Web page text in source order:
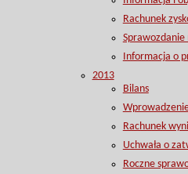
Rachunek
Informacja o
2013
Bilans
Rachunek
Uchwała o
Roczne